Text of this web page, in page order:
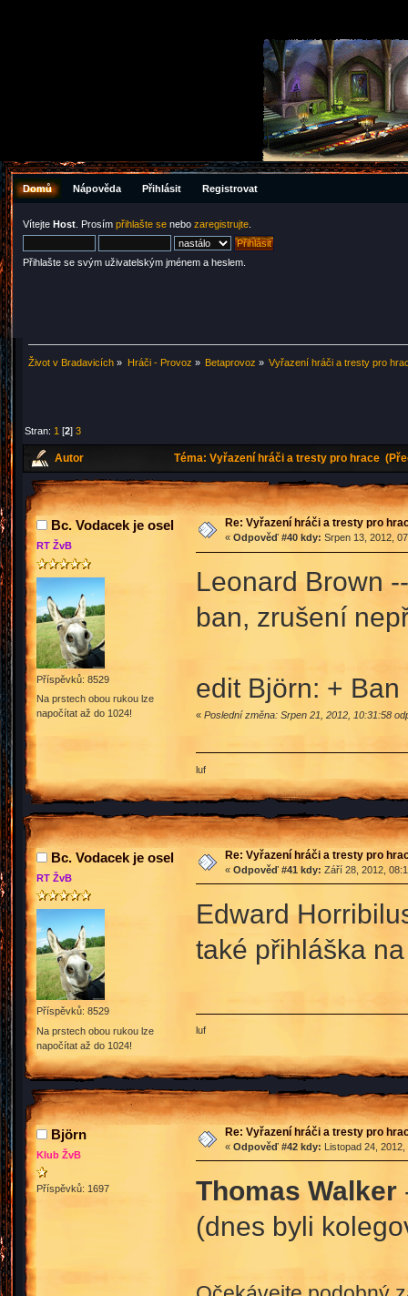
Domů Nápověda Přihlásit Registrovat
Vítejte Host . Prosím přihlašte se nebo zaregistrujte
Přihlašte se svým uživatelským jménem a heslem.
Život v Bradavicích » Hráči - Provoz » Betaprovoz » Vyřazení hráči a tresty pro
Stran: 1 [2]3
Autor Téma: Vyřazení hráči a tresty pro hrace
Bc. Vodacek je osel
RT ŽvB
Příspěvků: 8529
Na prstech obou rukou lze
napočítat až do 1024!
Re: Vyřazení hráči a tresty pro
« Odpověď #40 kdy: Srpen 13, 2012,
Leonard Brown
ban, zrušení
edit Björn: +
« Poslední změna: Srpen 21, 2012, 10:31:58
luf
Bc. Vodacek je osel
RT ŽvB
Příspěvků: 8529
Na prstech obou rukou lze
napočítat až do 1024!
Re: Vyřazení hráči a tresty pro
« Odpověď #41 kdy: Září 28, 2012,
Edward
také přihláška
luf
Björn
Klub ŽvB
Příspěvků: 1697
Re: Vyřazení hráči a tresty pro
« Odpověď #42 kdy: Listopad 24,
Thomas Walker
(dnes byli